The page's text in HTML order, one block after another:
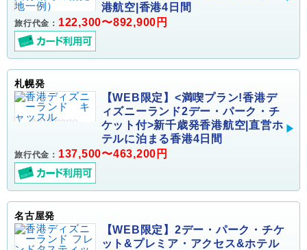
港航空|香港4日間
旅行代金： 122,300〜892,900円
札幌発
【WEB限定】<満喫プラン!香港デ
ィズニーランド2デー・パーク・チ
ケット付>新千歳発香港航空|直営ホ
テルに泊まる香港4日間
旅行代金： 137,500〜463,200円
名古屋発
【WEB限定】2デー・パーク・チケ
ット&プレミア・アクセス&ホテル